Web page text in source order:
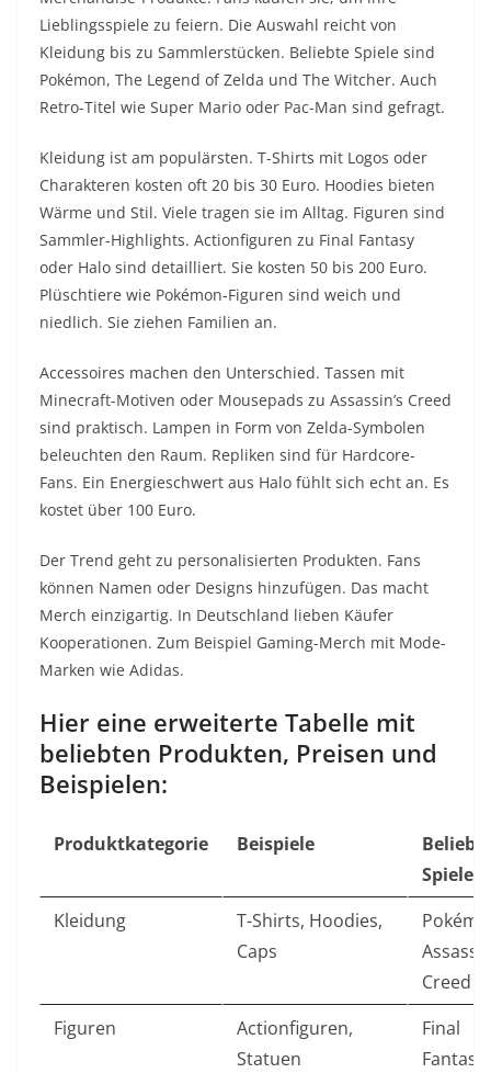
Lieblingsspiele zu feiern. Die Auswahl reicht von
Kleidung bis zu Sammlerstücken. Beliebte Spiele sind
Pokémon, The Legend of Zelda und The Witcher. Auch
Retro-Titel wie Super Mario oder Pac-Man sind gefragt.
Kleidung ist am populärsten. T-Shirts mit Logos oder
Charakteren kosten oft 20 bis 30 Euro. Hoodies bieten
Wärme und Stil. Viele tragen sie im Alltag. Figuren sind
Sammler-Highlights. Actionfiguren zu Final Fantasy
oder Halo sind detailliert. Sie kosten 50 bis 200 Euro.
Plüschtiere wie Pokémon-Figuren sind weich und
niedlich. Sie ziehen Familien an.
Accessoires machen den Unterschied. Tassen mit
Minecraft-Motiven oder Mousepads zu Assassin’s Creed
sind praktisch. Lampen in Form von Zelda-Symbolen
beleuchten den Raum. Repliken sind für Hardcore-
Fans. Ein Energieschwert aus Halo fühlt sich echt an. Es
kostet über 100 Euro.
Der Trend geht zu personalisierten Produkten. Fans
können Namen oder Designs hinzufügen. Das macht
Merch einzigartig. In Deutschland lieben Käufer
Kooperationen. Zum Beispiel Gaming-Merch mit Mode-
Marken wie Adidas.
Hier eine erweiterte Tabelle mit
beliebten Produkten, Preisen und
Beispielen:
Produktkategorie Beispiele
Spiele
Kleidung
T-Shirts, Hoodies,
Caps
Creed
Figuren
Actionfiguren,
Statuen
Final
Fantasy,